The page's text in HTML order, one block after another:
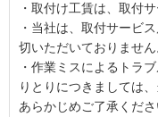
・取付け工賃は、取付
・当社は、取付サービ
切いただいておりません
・作業ミスによるトラ
りとりにつきましては
あらかじめご了承くださ